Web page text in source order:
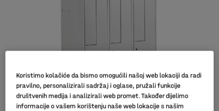
Koristimo kolačiće da bismo omogućili našoj web lokaciji da radi
pravilno, personalizirali sadržaj i oglase, pružali funkcije
društvenih medija i analizirali web promet. Također dijelimo
informacije o vašem korištenju naše web lokacije s našim